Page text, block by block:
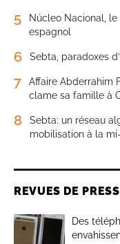
5
Núcleo Nacional,
espagnol
6 Sebta, paradoxes
7
Affaire Abderrahim
clame sa famille à
8
Sebta: un réseau
mobilisation à la
REVUES DE
Des